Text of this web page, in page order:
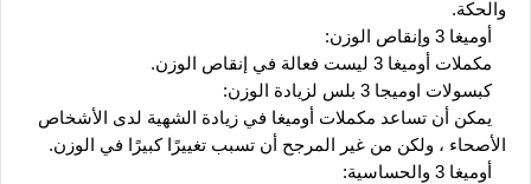
والحكة.
أوميغا 3 وإنقاص الوزن:
مكملات أوميغا 3 ليست فعالة في إنقاص الوزن.
كبسولات اوميجا 3 بلس لزيادة الوزن:
الأصحاء ، ولكن من غير المرجح أن تسبب تغييرًا كبيرًا في الوزن.
أوميغا 3 والحساسية: